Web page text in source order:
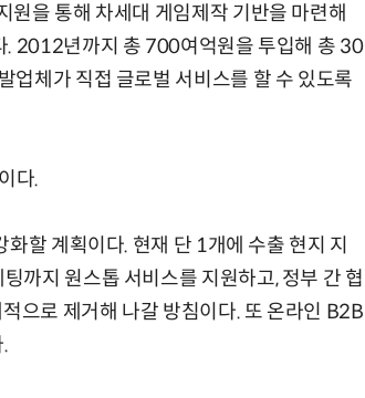
원을 통해 차세대 게임제작 기반을 마련해
. 2012년까지 총 700여억원을 투입해 총 30
체가 직접 글로벌 서비스를 할 수 있도록
다.
할 계획이다. 현재 단 1개에 수출 현지 지
까지 원스톱 서비스를 지원하고, 정부 간 협
으로 제거해 나갈 방침이다. 또 온라인 B2B